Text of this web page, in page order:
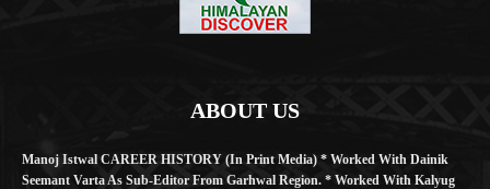
ABOUT US
Manoj Istwal CAREER HISTORY (in Print Media) * Worked With Dainik
Seemant Varta As Sub-Editor From Garhwal Region. * Worked With Kalyug